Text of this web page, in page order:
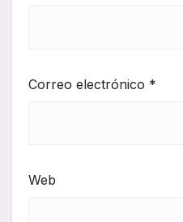
Correo electrónico *
Web